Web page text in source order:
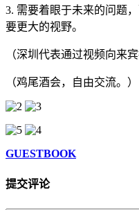
3. 需要着眼于未来的问题
要更大的视野。
（深圳代表通过视频向来
（鸡尾酒会，自由交流。）
GUESTBOOK
提交评论